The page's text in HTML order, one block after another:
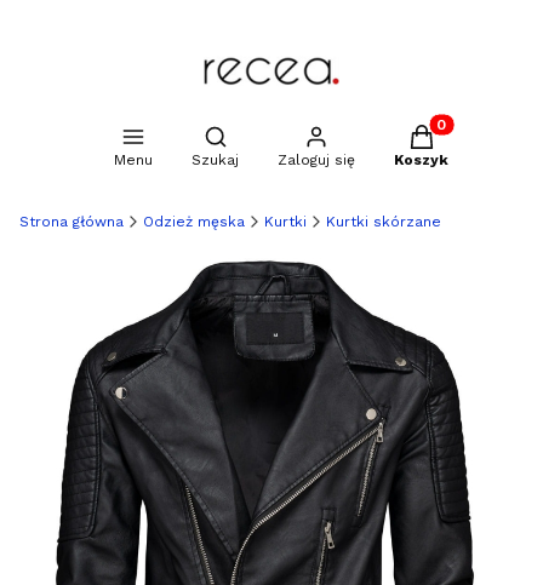
Menu
Otwórz wyszukiwarkę
Szukaj Zaloguj się
Produkty w
Koszyk
Strona główna Odzież męska Kurtki Kurtki skórzane